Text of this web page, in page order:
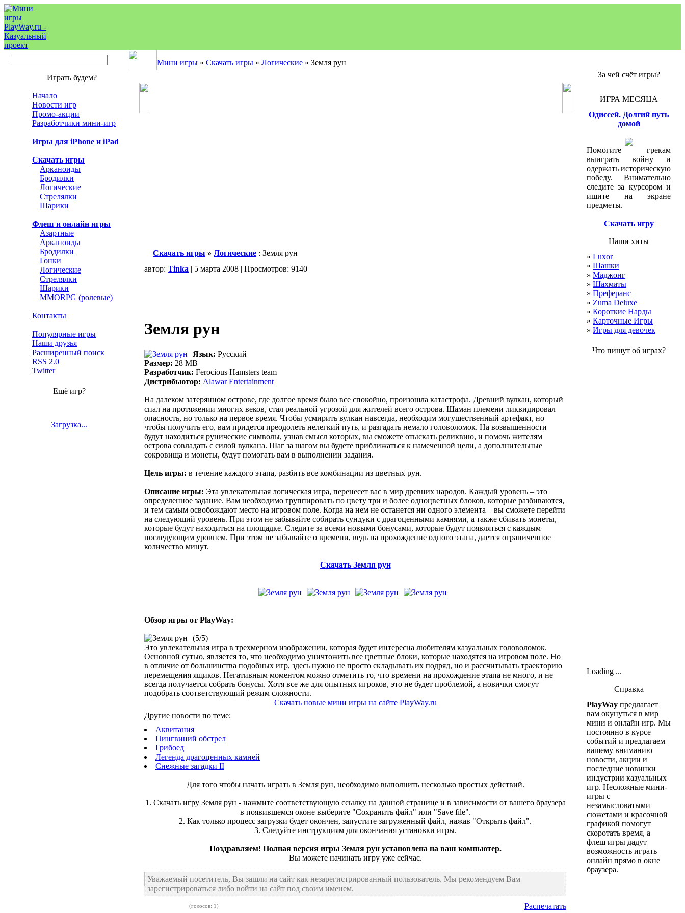
Мини игры » Скачать игры » Логические » Земля рун
Играть будем?
Начало
Новости игр
Промо-акции
Разработчики мини-игр
Игры для iPhone и iPad
Скачать игры
Арканоиды
Бродилки
Логические
Стрелялки
Шарики
Флеш и онлайн игры
Азартные
Арканоиды
Бродилки
Гонки
Логические
Стрелялки
Шарики
MMORPG (ролевые)
Контакты
Популярные игры
Наши друзья
Расширенный поиск
RSS 2.0
Twitter
Ещё игр?
Загрузка...
Скачать игры » Логические : Земля рун
автор: Tinka | 5 марта 2008 | Просмотров: 9140
Земля рун
Язык: Русский
Размер: 28 MB
Разработчик: Ferocious Hamsters team
Дистрибьютор: Alawar Entertainment
На далеком затерянном острове, где долгое время было все спокойно, произошла катастрофа. Древний вулкан, который
спал на протяжении многих веков, стал реальной угрозой для жителей всего острова. Шаман племени ликвидировал
опасность, но только на первое время. Чтобы усмирить вулкан навсегда, необходим могущественный артефакт, но
чтобы получить его, вам придется преодолеть нелегкий путь, и разгадать немало головоломок. На возвышенности
будут находиться рунические символы, узнав смысл которых, вы сможете отыскать реликвию, и помочь жителям
острова совладать с силой вулкана. Шаг за шагом вы будете приближаться к намеченной цели, а дополнительные
сокровища и монеты, будут помогать вам в выполнении задания.
Цель игры: в течение каждого этапа, разбить все комбинации из цветных рун.
Описание игры: Эта увлекательная логическая игра, перенесет вас в мир древних народов. Каждый уровень – это
определенное задание. Вам необходимо группировать по цвету три и более одноцветных блоков, которые разбиваются,
и тем самым освобождают место на игровом поле. Когда на нем не останется ни одного элемента – вы сможете перейти
на следующий уровень. При этом не забывайте собирать сундуки с драгоценными камнями, а также сбивать монеты,
которые будут находиться на площадке. Следите за всеми новыми бонусами, которые будут появляться с каждым
последующим уровнем. При этом не забывайте о времени, ведь на прохождение одного этапа, дается ограниченное
количество минут.
Скачать Земля рун
Обзор игры от PlayWay:
(5/5)
Это увлекательная игра в трехмерном изображении, которая будет интересна любителям казуальных головоломок.
Основной сутью, является то, что необходимо уничтожить все цветные блоки, которые находятся на игровом поле. Но
в отличие от большинства подобных игр, здесь нужно не просто складывать их подряд, но и рассчитывать траекторию
перемещения ящиков. Негативным моментом можно отметить то, что времени на прохождение этапа не много, и не
всегда получается собрать бонусы. Хотя все же для опытных игроков, это не будет проблемой, а новички смогут
подобрать соответствующий режим сложности.
Скачать новые мини игры на сайте PlayWay.ru
Другие новости по теме:
Аквитания
Пингвиний обстрел
Грибоед
Легенда драгоценных камней
Снежные загадки II
Для того чтобы начать играть в Земля рун, необходимо выполнить несколько простых действий.
1. Скачать игру Земля рун - нажмите соответствующую ссылку на данной странице и в зависимости от вашего браузера
в появившемся оконе выберите "Сохранить файл" или "Save file".
2. Как только процесс загрузки будет окончен, запустите загруженный файл, нажав "Открыть файл".
3. Следуйте инструкциям для окончания установки игры.
Поздравляем! Полная версия игры Земля рун установлена на ваш компьютер.
Вы можете начинать игру уже сейчас.
Уважаемый посетитель, Вы зашли на сайт как незарегистрированный пользователь. Мы рекомендуем Вам
зарегистрироваться либо войти на сайт под своим именем.
(голосов: 1) Распечатать
За чей счёт игры?
ИГРА МЕСЯЦА
Одиссей. Долгий путь
домой
Помогите грекам
выиграть войну и
одержать историческую
победу. Внимательно
следите за курсором и
ищите на экране
предметы.
Скачать игру
Наши хиты
» Luxor
» Шашки
» Маджонг
» Шахматы
» Преферанс
» Zuma Deluxe
» Короткие Нарды
» Карточные Игры
» Игры для девочек
Что пишут об играх?
Loading ...
Справка
PlayWay предлагает
вам окунуться в мир
мини и онлайн игр. Мы
постоянно в курсе
событий и предлагаем
вашему вниманию
новости, акции и
последние новинки
индустрии казуальных
игр. Несложные мини-
игры с
незамысловатыми
сюжетами и красочной
графикой помогут
скоротать время, а
флеш игры дадут
возможность играть
онлайн прямо в окне
браузера.